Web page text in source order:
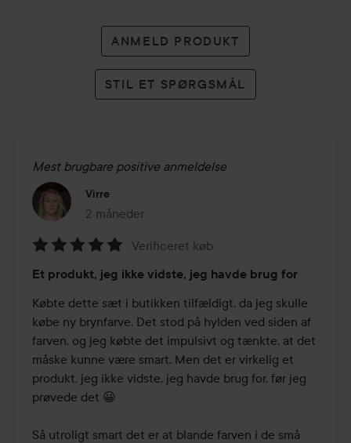
ANMELD PRODUKT
STIL ET SPØRGSMÅL
Mest brugbare positive anmeldelse
Virre
2 måneder
Posten blev oprettet 2 måneder
5
ud
af
5
Verificeret køb
Et produkt, jeg ikke vidste, jeg havde brug for
Købte dette sæt i butikken tilfældigt, da jeg skulle
købe ny brynfarve. Det stod på hylden ved siden af
farven, og jeg købte det impulsivt og tænkte, at det
måske kunne være smart. Men det er virkelig et
produkt, jeg ikke vidste, jeg havde brug for, før jeg
prøvede det 😀
Så utroligt smart det er at blande farven i de små